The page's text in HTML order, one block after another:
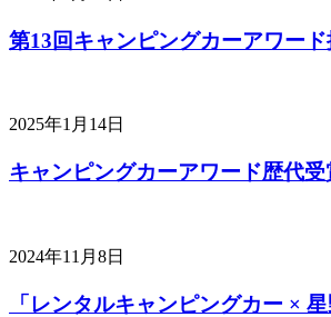
第13回キャンピングカーアワー
2025年1月14日
キャンピングカーアワード歴代受
2024年11月8日
「レンタルキャンピングカー ×